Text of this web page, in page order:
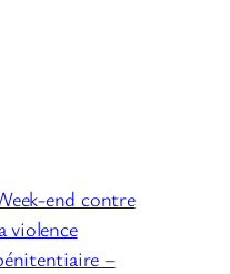
end contre
violence
–